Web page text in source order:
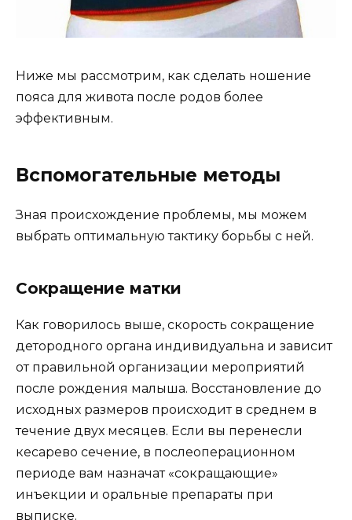
Ниже мы рассмотрим, как сделать ношение
пояса для живота после родов более
эффективным.
Вспомогательные методы
Зная происхождение проблемы, мы можем
выбрать оптимальную тактику борьбы с ней.
Сокращение матки
Как говорилось выше, скорость сокращение
детородного органа индивидуальна и зависит
от правильной организации мероприятий
после рождения малыша. Восстановление до
исходных размеров происходит в среднем в
течение двух месяцев. Если вы перенесли
кесарево сечение, в послеоперационном
периоде вам назначат «сокращающие»
инъекции и оральные препараты при
выписке.